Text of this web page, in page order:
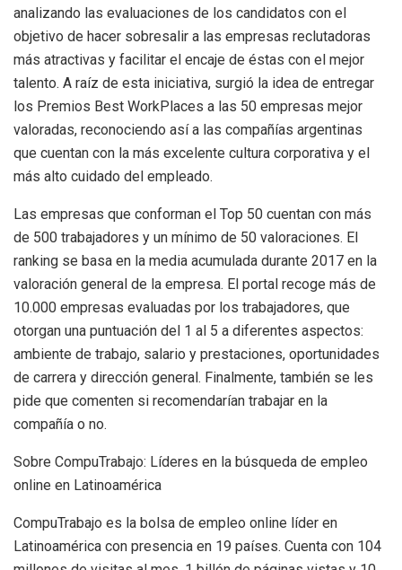
analizando las evaluaciones de los candidatos con el
objetivo de hacer sobresalir a las empresas reclutadoras
más atractivas y facilitar el encaje de éstas con el mejor
talento. A raíz de esta iniciativa, surgió la idea de entregar
los Premios Best WorkPlaces a las 50 empresas mejor
valoradas, reconociendo así a las compañías argentinas
que cuentan con la más excelente cultura corporativa y el
más alto cuidado del empleado.
Las empresas que conforman el Top 50 cuentan con más
de 500 trabajadores y un mínimo de 50 valoraciones. El
ranking se basa en la media acumulada durante 2017 en la
valoración general de la empresa. El portal recoge más de
10.000 empresas evaluadas por los trabajadores, que
otorgan una puntuación del 1 al 5 a diferentes aspectos:
ambiente de trabajo, salario y prestaciones, oportunidades
de carrera y dirección general. Finalmente, también se les
pide que comenten si recomendarían trabajar en la
compañía o no.
Sobre CompuTrabajo: Líderes en la búsqueda de empleo
online en Latinoamérica
CompuTrabajo es la bolsa de empleo online líder en
Latinoamérica con presencia en 19 países. Cuenta con 104